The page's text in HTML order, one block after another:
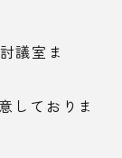
議室ま
しておりま